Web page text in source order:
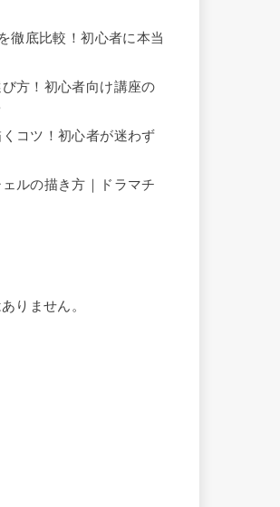
徹底比較！初心者に本当
方！初心者向け講座の
コツ！初心者が迷わず
ルの描き方｜ドラマチ
りません。